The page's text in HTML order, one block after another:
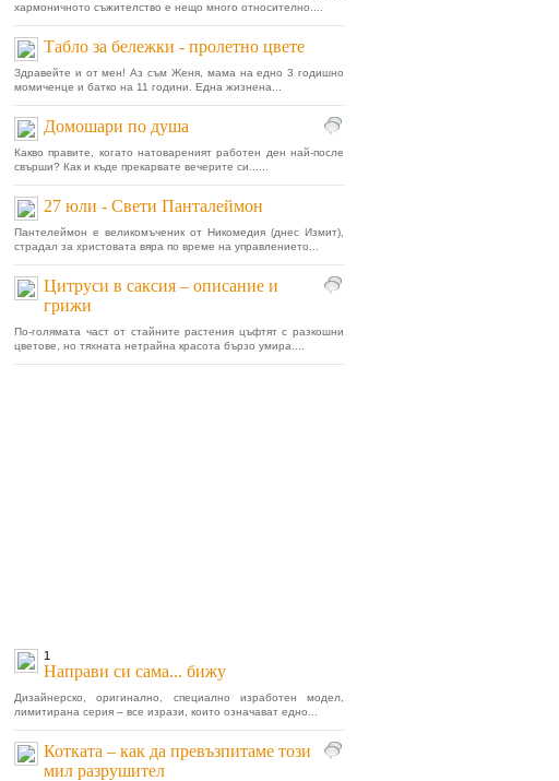
хармоничното съжителство е нещо много относително....
Табло за бележки - пролетно цвете
Здравейте и от мен! Аз съм Женя, мама на едно 3 годишно
момиченце и батко на 11 години. Една жизнена...
Домошари по душа
Какво правите, когато натовареният работен ден най-после
свърши? Как и къде прекарвате вечерите си......
27 юли - Свети Панталеймон
Пантелеймон е великомъченик от Никомедия (днес Измит),
страдал за христовата вяра по време на управлението...
Цитруси в саксия – описание и
грижи
По-голямата част от стайните растения цъфтят с разкошни
цветове, но тяхната нетрайна красота бързо умира....
1
Направи си сама... бижу
Дизайнерско, оригинално, специално изработен модел,
лимитирана серия – все изрази, които означават едно...
Котката – как да превъзпитаме този
мил разрушител